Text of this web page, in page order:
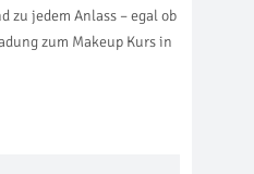
zu jedem Anlass – egal ob
zum Makeup Kurs in